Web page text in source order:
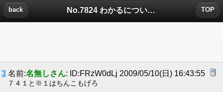
No.7824 わかるについたコメント
back TOP
3 名前:名無しさん: ID:FRzW0dLj 2009/05/10(日) 16:43:55
７４１と※１はちんこもげろ